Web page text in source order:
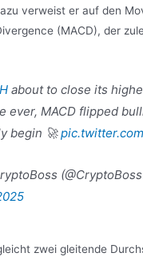
verweist er auf den
(MACD), der
about to close its
ever, MACD flipped
begin 🚀
zwei gleitende